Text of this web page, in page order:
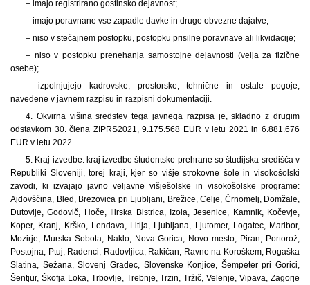
– imajo registrirano gostinsko dejavnost;
– imajo poravnane vse zapadle davke in druge obvezne dajatve;
– niso v stečajnem postopku, postopku prisilne poravnave ali likvidacije;
– niso v postopku prenehanja samostojne dejavnosti (velja za fizične
osebe);
– izpolnjujejo kadrovske, prostorske, tehnične in ostale pogoje,
navedene v javnem razpisu in razpisni dokumentaciji.
4. Okvirna višina sredstev tega javnega razpisa je, skladno z drugim
odstavkom 30. člena ZIPRS2021, 9.175.568 EUR v letu 2021 in 6.881.676
EUR v letu 2022.
5. Kraj izvedbe: kraj izvedbe študentske prehrane so študijska središča v
Republiki Sloveniji, torej kraji, kjer so višje strokovne šole in visokošolski
zavodi, ki izvajajo javno veljavne višješolske in visokošolske programe:
Ajdovščina, Bled, Brezovica pri Ljubljani, Brežice, Celje, Črnomelj, Domžale,
Dutovlje, Godovič, Hoče, Ilirska Bistrica, Izola, Jesenice, Kamnik, Kočevje,
Koper, Kranj, Krško, Lendava, Litija, Ljubljana, Ljutomer, Logatec, Maribor,
Mozirje, Murska Sobota, Naklo, Nova Gorica, Novo mesto, Piran, Portorož,
Postojna, Ptuj, Radenci, Radovljica, Rakičan, Ravne na Koroškem, Rogaška
Slatina, Sežana, Slovenj Gradec, Slovenske Konjice, Šempeter pri Gorici,
Šentjur, Škofja Loka, Trbovlje, Trebnje, Trzin, Tržič, Velenje, Vipava, Zagorje